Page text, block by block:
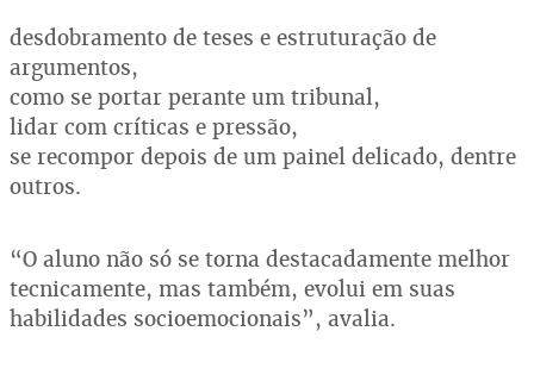
desdobramento de teses e estruturação de
argumentos,
como se portar perante um tribunal,
lidar com críticas e pressão,
se recompor depois de um painel delicado, dentre
outros.
“O aluno não só se torna destacadamente melhor
tecnicamente, mas também, evolui em suas
habilidades socioemocionais”, avalia.